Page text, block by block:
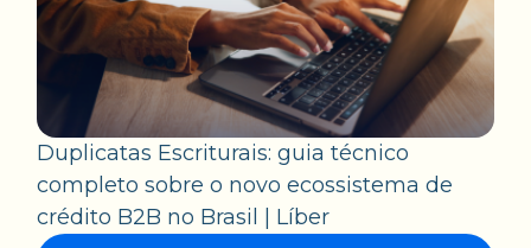
Duplicatas Escriturais: guia técnico
completo sobre o novo ecossistema de
crédito B2B no Brasil | Líber